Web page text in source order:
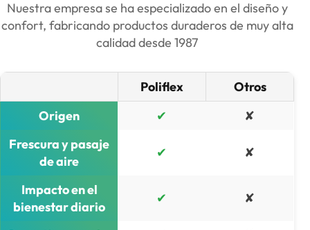
Nuestra empresa se ha especializado en el diseño y
confort, fabricando productos duraderos de muy alta
calidad desde 1987​
Poliflex
Otros
Origen
✔
✘
Frescura y pasaje
de aire
✔ ✘
Impacto en el
bienestar diario
✔ ✘